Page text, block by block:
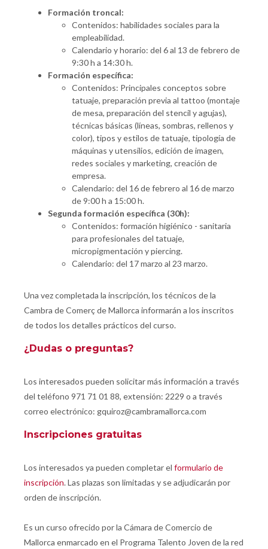
Formación troncal:
Contenidos: habilidades sociales para la
empleabilidad.
Calendario y horario: del 6 al 13 de febrero de
9:30 h a 14:30 h.
Formación específica:
Contenidos: Principales conceptos sobre
tatuaje, preparación previa al tattoo (montaje
de mesa, preparación del stencil y agujas),
técnicas básicas (líneas, sombras, rellenos y
color), tipos y estilos de tatuaje, tipología de
máquinas y utensilios, edición de imagen,
redes sociales y marketing, creación de
empresa.
Calendario: del 16 de febrero al 16 de marzo
de 9:00 h a 15:00 h.
Segunda formación específica (30h):
Contenidos: formación higiénico - sanitaria
para profesionales del tatuaje,
micropigmentación y piercing.
Calendario: del 17 marzo al 23 marzo.
Una vez completada la inscripción, los técnicos de la
Cambra de Comerç de Mallorca informarán a los inscritos
de todos los detalles prácticos del curso.
¿Dudas o preguntas?
Los interesados pueden solicitar más información a través
del teléfono 971 71 01 88, extensión: 2229 o a través
correo electrónico: gquiroz@cambramallorca.com
Inscripciones gratuitas
Los interesados ya pueden completar el formulario de
inscripción. Las plazas son limitadas y se adjudicarán por
orden de inscripción.
Es un curso ofrecido por la Cámara de Comercio de
Mallorca enmarcado en el Programa Talento Joven de la red